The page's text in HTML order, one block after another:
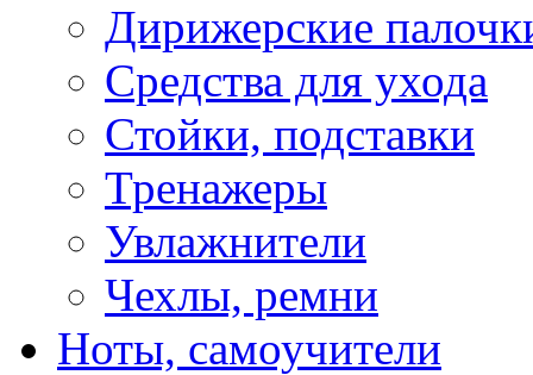
Дирижерские
Средства для ухода
Стойки, подставки
Тренажеры
Увлажнители
Чехлы, ремни
Ноты, самоучители